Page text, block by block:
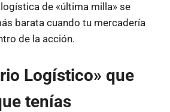
de «última milla» se
barata cuando tu mercadería
de la acción.
Logístico» que
tenías